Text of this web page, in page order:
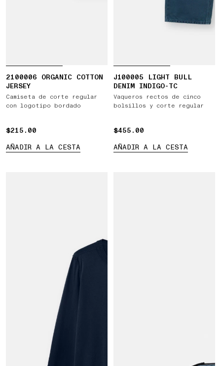
2100006 ORGANIC COTTON
JERSEY
Camiseta de corte regular
con logotipo bordado
$215.00
$215.00
AÑADIR A LA CESTA
J100005 LIGHT BULL
DENIM INDIGO-TC
Vaqueros rectos de cinco
bolsillos y corte regular
$455.00
$455.00
AÑADIR A LA CESTA